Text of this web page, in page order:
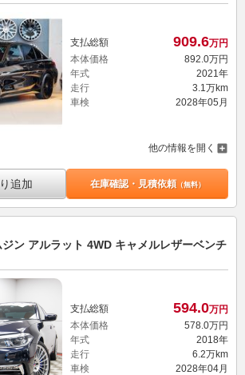
支払総額 909.6万円
本体価格
892.0万円
年式
2021年
走行
3.1万km
車検
2028年05月
他の情報を開く
追加 在庫確認・見積依頼（無料）
ン アルラット 4WD キャメルレザーベンチ
支払総額 594.0万円
本体価格
578. 0万円
年式
2018年
走行
6.2万km
車検
2028年04月